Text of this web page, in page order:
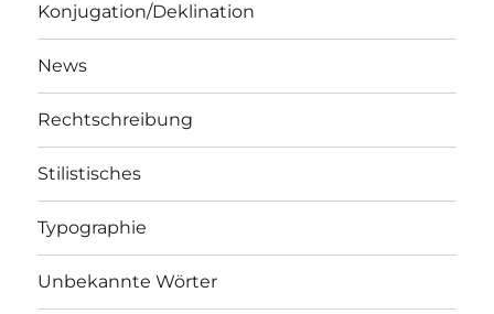
Konjugation/Deklination
News
Rechtschreibung
Stilistisches
Typographie
Unbekannte Wörter